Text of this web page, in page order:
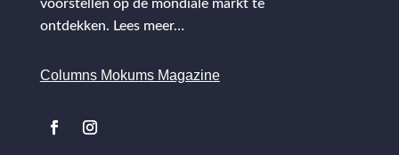
voorstellen op de mondiale markt te
ontdekken. Lees meer…
Columns Mokums Magazine